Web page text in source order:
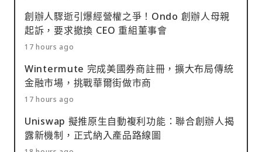
創辦人驟逝引爆經營權之爭！Ondo 創辦人母親
起訴，要求撤換 CEO 重組董事會
17 hours ago
Wintermute 完成美國券商註冊，擴大布局傳統
金融市場，挑戰華爾街做市商
17 hours ago
Uniswap 擬推原生自動複利功能：聯合創辦人揭
露新機制，正式納入產品路線圖